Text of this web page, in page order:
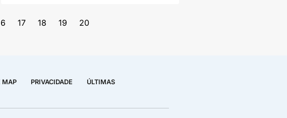
17 18 19 20
MAP PRIVACIDADE ÚLTIMAS